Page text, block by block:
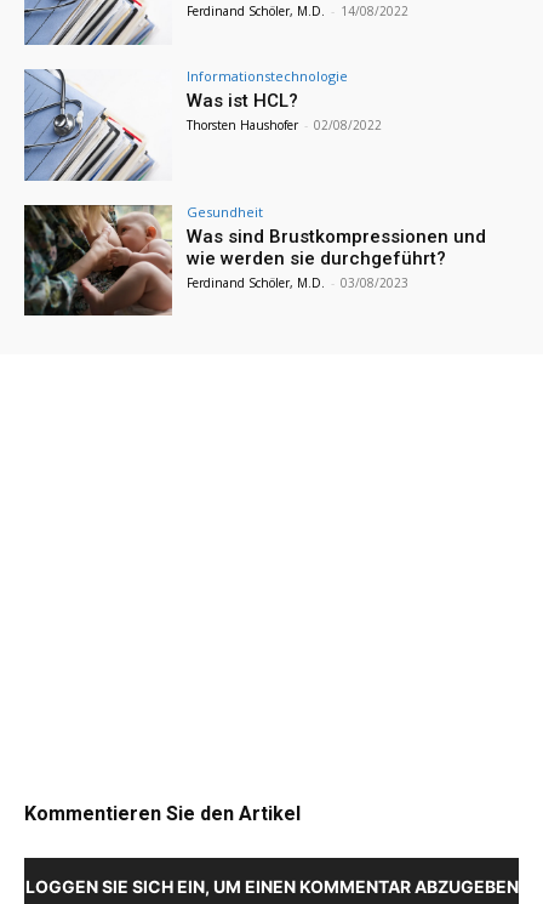
Ferdinand Schöler, M.D. - 14/08/2022
Informationstechnologie
Was ist HCL?
Thorsten Haushofer - 02/08/2022
Gesundheit
Was sind Brustkompressionen und
wie werden sie durchgeführt?
Ferdinand Schöler, M.D. - 03/08/2023
Kommentieren Sie den Artikel
LOGGEN SIE SICH EIN, UM EINEN KOMMENTAR ABZUGEBEN